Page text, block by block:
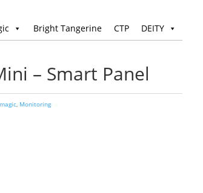
Bright Tangerine CTP DEITY
– Smart Panel
, Monitoring